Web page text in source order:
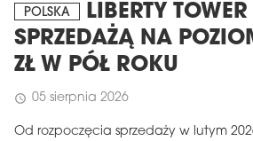
POLSKA
LIBERTY TOWER
SPRZEDAŻĄ NA
ZŁ W PÓŁ ROKU
schedule 05 sierpnia 2026
Od rozpoczęcia sprzedaży w lutym